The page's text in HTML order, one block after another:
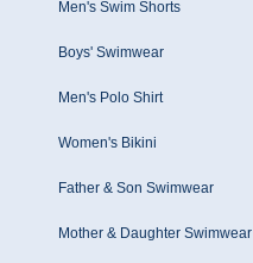
Men's Swim Shorts
Boys' Swimwear
Men's Polo Shirt
Women's Bikini
Father & Son Swimwear
Mother & Daughter Swimwear